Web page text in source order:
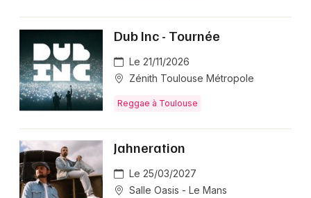
Dub Inc - Tournée
Le 21/11/2026
Zénith Toulouse Métropole
Reggae à Toulouse
Jahneration
Le 25/03/2027
Salle Oasis - Le Mans